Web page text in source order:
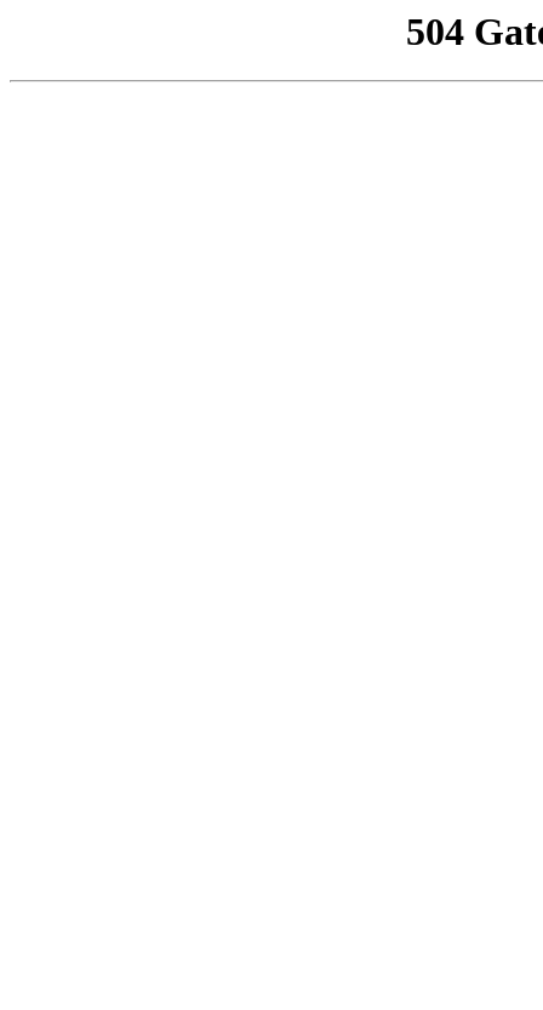
504